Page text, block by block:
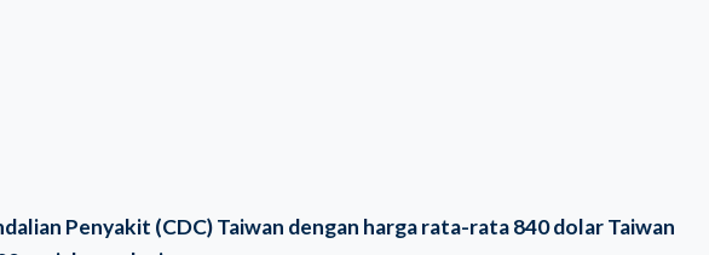
Penyakit (CDC) Taiwan dengan harga rata-rata 840 dolar Taiwan